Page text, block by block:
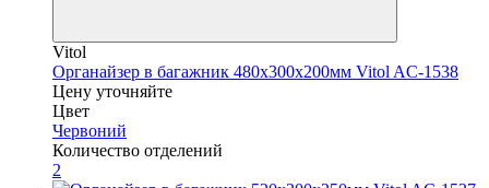
Vitol
Органайзер в багажник 480х300х200мм Vitol AC-1538
Цену уточняйте
Цвет
Червоний
Количество отделений
2